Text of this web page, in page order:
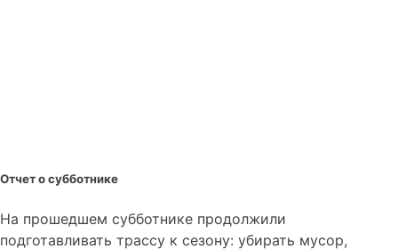
Отчет о субботнике
На прошедшем субботнике продолжили
подготавливать трассу к сезону: убирать мусор,